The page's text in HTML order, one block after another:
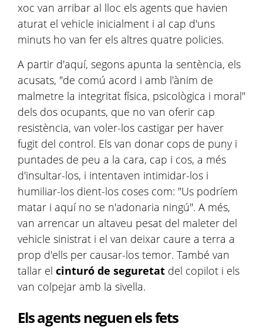
xoc van arribar al lloc els agents que havien
aturat el vehicle inicialment i al cap d'uns
minuts ho van fer els altres quatre policies.
A partir d'aquí, segons apunta la sentència, els
acusats, "de comú acord i amb l'ànim de
malmetre la integritat física, psicològica i moral"
dels dos ocupants, que no van oferir cap
resistència, van voler-los castigar per haver
fugit del control. Els van donar cops de puny i
puntades de peu a la cara, cap i cos, a més
d'insultar-los, i intentaven intimidar-los i
humiliar-los dient-los coses com: "Us podríem
matar i aquí no se n'adonaria ningú". A més,
van arrencar un altaveu pesat del maleter del
vehicle sinistrat i el van deixar caure a terra a
prop d'ells per causar-los temor. També van
tallar el cinturó de seguretat del copilot i els
van colpejar amb la sivella.
Els agents neguen els fets